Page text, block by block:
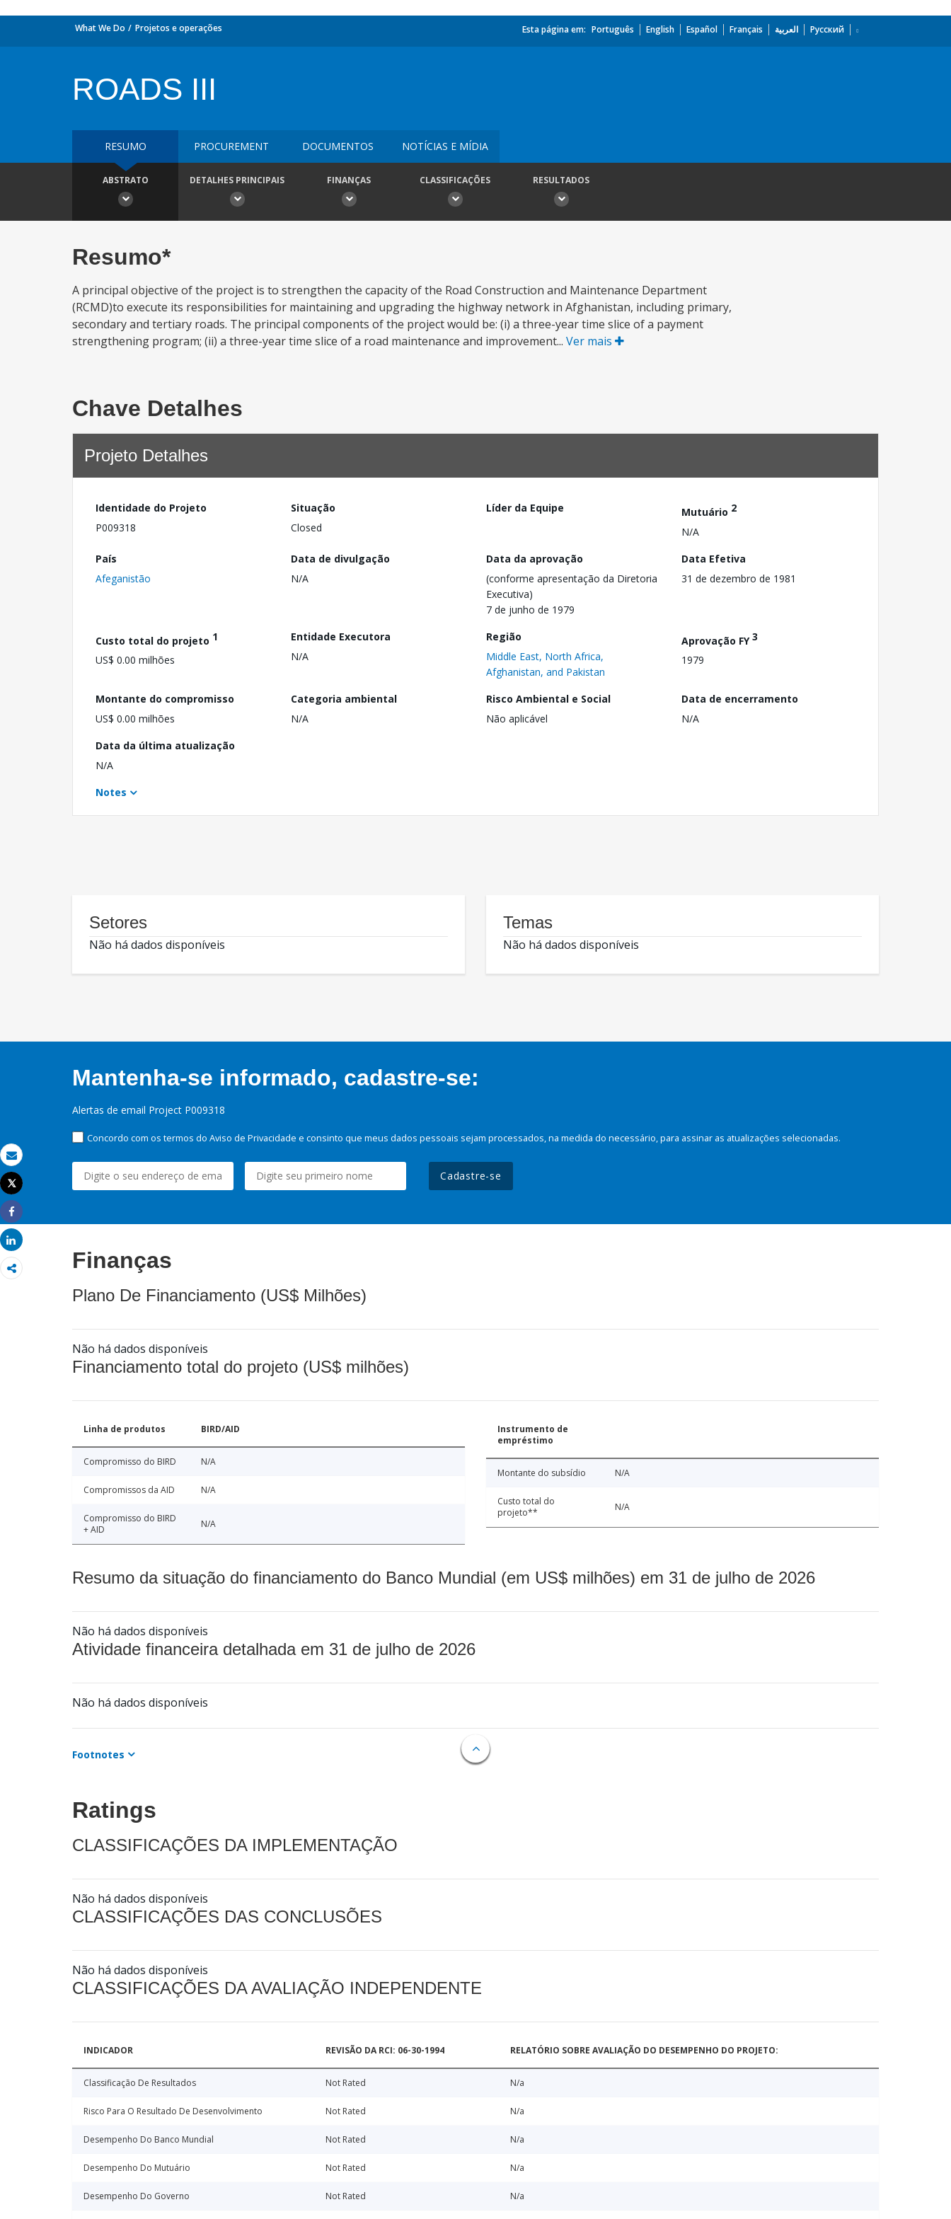
Email
Imprimir
Tweet
Share
Share
What We Do Projetos e operações Esta página em: Português English Español Français العربية Русский
ROADS III
RESUMO PROCUREMENT DOCUMENTOS NOTÍCIAS E MÍDIA
ABSTRATO DETALHES PRINCIPAIS FINANÇAS CLASSIFICAÇÕES RESULTADOS
Resumo*
A principal objective of the project is to strengthen the capacity of the Road Construction and Maintenance Department
(RCMD)to execute its responsibilities for maintaining and upgrading the highway network in Afghanistan, including primary,
secondary and tertiary roads. The principal components of the project would be: (i) a three-year time slice of a payment
strengthening program; (ii) a three-year time slice of a road maintenance and improvement... Ver mais
Chave Detalhes
Projeto Detalhes
Identidade do Projeto
P009318
Situação
Closed
Líder da Equipe Mutuário 2
N/A
País
Afeganistão
Data de divulgação
N/A
Data da aprovação
(conforme apresentação da Diretoria
Executiva)
7 de junho de 1979
Data Efetiva
31 de dezembro de 1981
Custo total do projeto 1
US$ 0.00 milhões
Entidade Executora
N/A
Região
Middle East, North Africa,
Afghanistan, and Pakistan
Aprovação FY3
1979
Montante do compromisso
US$ 0.00 milhões
Categoria ambiental
N/A
Risco Ambiental e Social
Não aplicável
Data de encerramento
N/A
Data da última atualização
N/A
Notes
Setores
Não há dados disponíveis
Temas
Não há dados disponíveis
Mantenha-se informado, cadastre-se:
Alertas de email Project P009318
Concordo com os termos do Aviso de Privacidade e consinto que meus dados pessoais sejam processados, na medida do necessário, para assinar as atualizações selecionadas.
Cadastre-se
Finanças
Plano De Financiamento (US$ Milhões)
Não há dados disponíveis
Financiamento total do projeto (US$ milhões)
Linha de produtos BIRD/AID
Compromisso do BIRD N/A
Compromissos da AID N/A
Compromisso do BIRD
+ AID
N/A
Instrumento de
empréstimo
Montante do subsídio N/A
Custo total do
projeto**
N/A
Resumo da situação do financiamento do Banco Mundial (em US$ milhões) em 31 de julho de 2026
Não há dados disponíveis
Atividade financeira detalhada em 31 de julho de 2026
Não há dados disponíveis
Footnotes
Ratings
CLASSIFICAÇÕES DA IMPLEMENTAÇÃO
Não há dados disponíveis
CLASSIFICAÇÕES DAS CONCLUSÕES
Não há dados disponíveis
CLASSIFICAÇÕES DA AVALIAÇÃO INDEPENDENTE
INDICADOR REVISÃO DA RCI: 06-30-1994 RELATÓRIO SOBRE AVALIAÇÃO DO DESEMPENHO DO PROJETO:
Classificação De Resultados Not Rated N/a
Risco Para O Resultado De Desenvolvimento Not Rated N/a
Desempenho Do Banco Mundial Not Rated N/a
Desempenho Do Mutuário Not Rated N/a
Desempenho Do Governo Not Rated N/a